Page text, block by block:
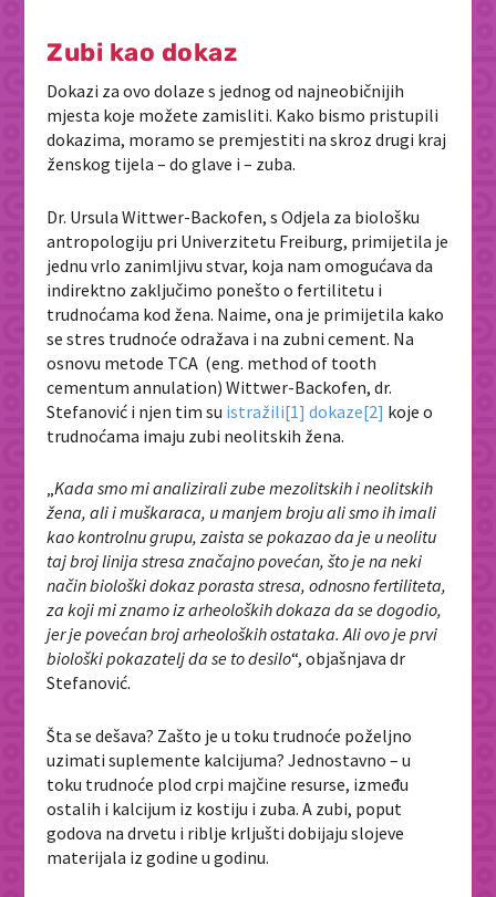
Zubi kao dokaz
Dokazi za ovo dolaze s jednog od najneobičnijih
mjesta koje možete zamisliti. Kako bismo pristupili
dokazima, moramo se premjestiti na skroz drugi kraj
ženskog tijela – do glave i – zuba.
Dr. Ursula Wittwer-Backofen, s Odjela za biološku
antropologiju pri Univerzitetu Freiburg, primijetila je
jednu vrlo zanimljivu stvar, koja nam omogućava da
indirektno zaključimo ponešto o fertilitetu i
trudnoćama kod žena. Naime, ona je primijetila kako
se stres trudnoće odražava i na zubni cement. Na
osnovu metode TCA (eng. method of tooth
cementum annulation) Wittwer-Backofen, dr.
Stefanović i njen tim su istražili[1] dokaze[2] koje o
trudnoćama imaju zubi neolitskih žena.
„Kada smo mi analizirali zube mezolitskih i neolitskih
žena, ali i muškaraca, u manjem broju ali smo ih imali
kao kontrolnu grupu, zaista se pokazao da je u neolitu
taj broj linija stresa značajno povećan, što je na neki
način biološki dokaz porasta stresa, odnosno fertiliteta,
za koji mi znamo iz arheoloških dokaza da se dogodio,
jer je povećan broj arheoloških ostataka. Ali ovo je prvi
biološki pokazatelj da se to desilo“, objašnjava dr
Stefanović.
Šta se dešava? Zašto je u toku trudnoće poželjno
uzimati suplemente kalcijuma? Jednostavno – u
toku trudnoće plod crpi majčine resurse, između
ostalih i kalcijum iz kostiju i zuba. A zubi, poput
godova na drvetu i riblje krljušti dobijaju slojeve
materijala iz godine u godinu.